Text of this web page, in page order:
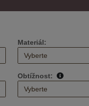
Materiál:
Vyberte
Obtížnost:
Vyberte